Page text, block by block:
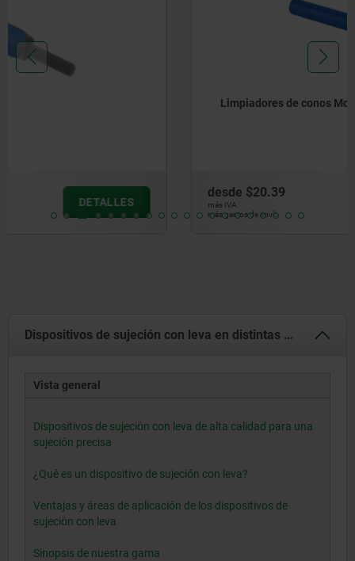
$20.39
más gastos de envío
Dispositivos de sujeción con leva en distintas versiones
Vista general
Dispositivos de sujeción con leva de alta calidad para una
sujeción precisa
¿Qué es un dispositivo de sujeción con leva?
Ventajas y áreas de aplicación de los dispositivos de
sujeción con leva
Sinopsis de nuestra gama